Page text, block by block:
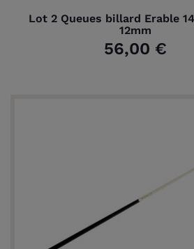
Lot 2 Queues billard Erable
12mm
56,00 €